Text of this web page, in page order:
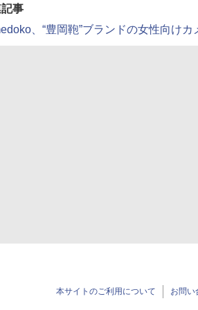
事
、“豊岡鞄”ブランドの女性向け
本サイトのご利用について お問い